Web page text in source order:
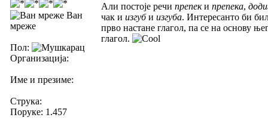
Ван
мреже
Пол:
Организација:
Име и презиме:
Струка:
Поруке: 1.457
Али постоје речи препеки препека,
чак и изгуби изгуба. Интересанто би
прво настане глагол, па се на основу
глагол.